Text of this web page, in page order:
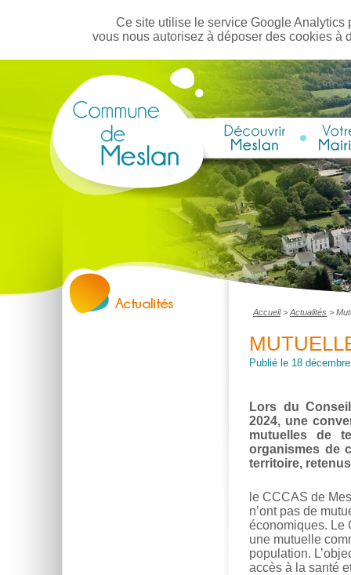
Ce site utilise le service Google
vous nous autorisez à déposer des cookies
Accueil> Actualités >
Publié le 18
Lors du
2024, une
mutuelles de
organismes de
territoire,
le CCCAS de
n’ont pas de
économiques. Le
une mutuelle
population.
accès à la santé